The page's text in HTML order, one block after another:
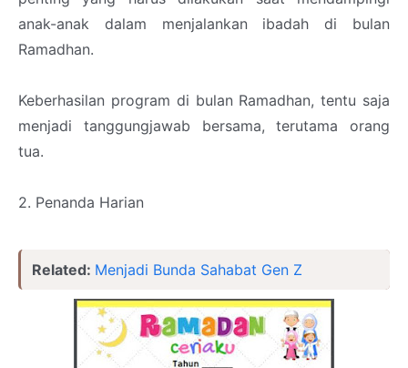
anak-anak dalam menjalankan ibadah di bulan
Ramadhan.
Keberhasilan program di bulan Ramadhan, tentu saja
menjadi tanggungjawab bersama, terutama orang
tua.
2. Penanda Harian
Related: Menjadi Bunda Sahabat Gen Z